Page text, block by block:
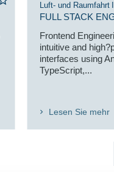
Luft- und Raumfahrt
FULL STACK
Frontend
intuitive and
interfaces using
TypeScript,...
Lesen Sie mehr